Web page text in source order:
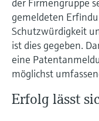
gemeldeten
Schutzwürdigkeit
ist dies gegeben.
eine
möglichst
Erfolg lässt